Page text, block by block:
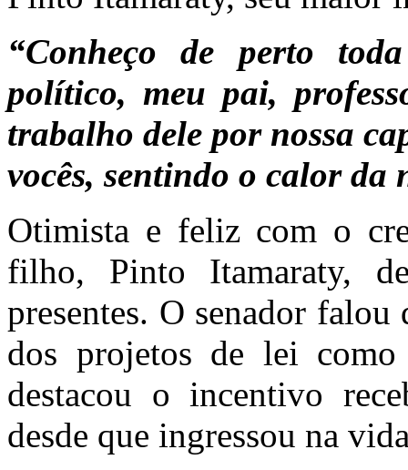
“Conheço de perto
político, meu pai,
trabalho dele por nossa
vocês, sentindo o calor da
Otimista e feliz com o
filho, Pinto Itamaraty,
presentes. O senador
dos projetos de lei
destacou o incentivo
desde que ingressou na